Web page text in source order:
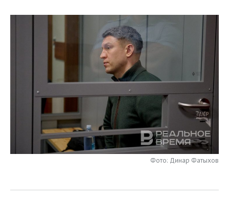
КОМУ ПРИНАДЛЕЖАТ
БЮДЖЕТ
ИНВЕСТИЦИИ
НЕФТЕХИМИЯ
ЭНЕРГЕТИКА
НОВОСТИ АВТО
БИЗНЕС
НОВОСТИ БИЗНЕСА
РОЗНИЧНАЯ ТОРГОВЛЯ
УСЛУГИ
ТЕХНОЛОГИИ
НОВОСТИ ТЕХНОЛОГИЙ
МЕДИА
ТЕЛЕКОММУНИКАЦИИ
МЕРОПРИЯТИЯ
ВЫЕЗДНАЯ РЕДАКЦИЯ
БИЗНЕС-БРАНЧИ
СПОРТ
НОВОСТИ СПОРТА
ФУТБОЛ
ОБЩЕСТВО
НОВОСТИ ОБЩЕСТВА
ФОТОГАЛЕРЕЯ
Фото: Динар Фатыхов